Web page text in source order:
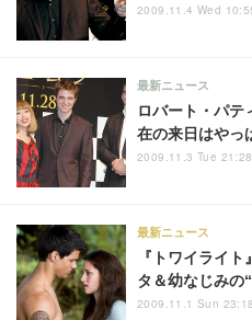
2009.11.4 Wed
ロバート・パテ
在の来日はやっ
最新ニュース
2009.11.3 Tue 21:28
『トワイライ
タ＆幼なじみの
最新ニュース
2009.11.1 Sun 23:18